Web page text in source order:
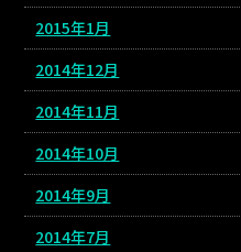
2015年1月
2014年12月
2014年11月
2014年10月
2014年9月
2014年7月